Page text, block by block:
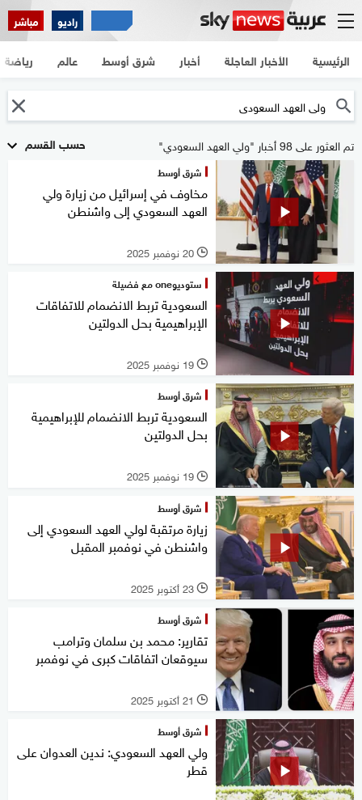
راديو مباشر
الرئيسية الأخبار العاجلة أخبار شرق أوسط عالم رياضة
حسب القسم تم العثور على 98 أخبار "ولي العهد السعودي"
شرق أوسط
مخاوف في إسرائيل من زيارة ولي
العهد السعودي إلى واشنطن
l 20 نوفمبر 2025
ستوديوone مع فضيلة
السعودية تربط الانضمام للاتفاقات
الإبراهيمية بحل الدولتين
l 19 نوفمبر 2025
شرق أوسط
السعودية تربط الانضمام للإبراهيمية
بحل الدولتين
l 19 نوفمبر 2025
شرق أوسط
زيارة مرتقبة لولي العهد السعودي إلى
واشنطن في نوفمبر المقبل
l 23 أكتوبر 2025
شرق أوسط
تقارير: محمد بن سلمان وترامب
سيوقعان اتفاقات كبرى في نوفمبر
l 21 أكتوبر 2025
شرق أوسط
ولي العهد السعودي: ندين العدوان على
قطر